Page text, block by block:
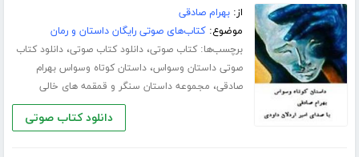
از:بهرام صادقی
موضوع:کتاب‌های صوتی رایگان داستان و رمان
برچسب‌ها:کتاب صوتی،دانلود کتاب صوتی،دانلود کتاب
صوتی داستان وسواس،داستان کوتاه وسواس بهرام
صادقی، مجموعه داستان سنگر و قمقمه های خالی
دانلود کتاب صوتی